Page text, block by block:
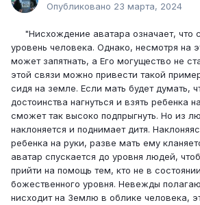
Опубликовано 23 марта, 2024
"Нисхождение аватара означает, что
уровень человека. Однако, несмотря на
может запятнать, а Его могущество не
этой связи можно привести такой
сидя на земле. Если мать будет думать,
достоинства нагнуться и взять ребенка
сможет так высоко подпрыгнуть. Но из
наклоняется и поднимает дитя.
ребенка на руки, разве мать ему
аватар спускается до уровня людей,
прийти на помощь тем, кто не в
божественного уровня. Невежды
нисходит на Землю в облике человека,